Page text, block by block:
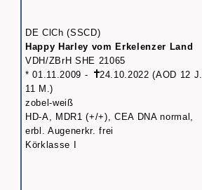
DE ClCh (SSCD)
Happy Harley vom Erkelenzer Land
VDH/ZBrH SHE 21065
* 01.11.2009 -
24.10.2022 (AOD 12 J.
11 M.)
zobel-weiß
HD-A, MDR1 (+/+), CEA DNA normal,
erbl. Augenerkr. frei
Körklasse I